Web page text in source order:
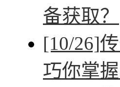
备获取？
[10/26]
巧你掌握